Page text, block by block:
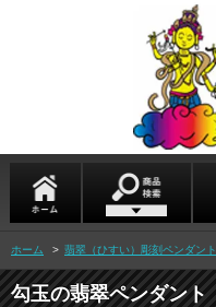
ホーム > 翡翠（ひすい）彫刻ペンダント
勾玉の翡翠ペンダント